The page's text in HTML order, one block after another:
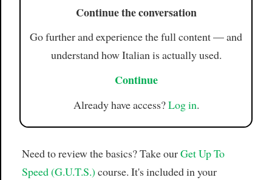
Continue the conversation
Go further and experience the full content — and
understand how Italian is actually used.
Continue
Already have access?Log in.
Need to review the basics? Take ourGet Up To
Speed (G.U.T.S.) course. It's included in your